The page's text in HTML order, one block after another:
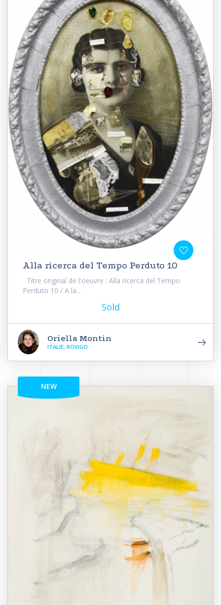
Alla ricerca del Tempo Perduto 10
Titre original de l'oeuvre : Alla ricerca del Tempo
Perduto 10 / A la...
Sold
Oriella Montin
ITALIE, ROVIGO
NEW